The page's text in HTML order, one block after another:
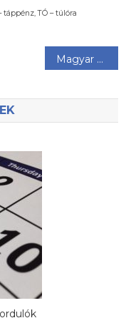
táppénz, TÓ – túlóra
Magyar és nemzetközi napok, évfordulók